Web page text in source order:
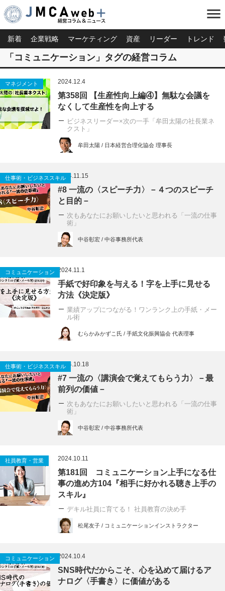
menu
新着 企業戦略 マーケティング 資産 リーダー トレンド
「コミュニケーション」タグの経営コラム
マネジメント 2024.12.4
第358回 【生産性向上編④】無駄な会議を
なくして生産性を向上する
ビジネスリーダー×次の一手「牟田太陽の社長業ネ
クスト」
牟田太陽 / 日本経営合理化協会 理事長
仕事術・ビジネススキル2024.11.15
#8 一流の〈スピーチ力〉－４つのスピーチ
と目的－
次もあなたにお願いしたいと思われる「一流の仕事
術」
中谷彰宏 / 中谷事務所代表
コミュニケーション 2024.11.1
手紙で好印象を与える！字を上手に見せる
方法《決定版》
業績アップにつながる！ワンランク上の手紙・メー
ル術
むらかみかずこ氏 / 手紙文化振興協会 代表理事
仕事術・ビジネススキル2024.10.18
#7 一流の〈講演会で覚えてもらう力〉－最
前列の価値－
次もあなたにお願いしたいと思われる「一流の仕事
術」
中谷彰宏 / 中谷事務所代表
社員教育・営業 2024.10.11
第181回 コミュニケーション上手になる仕
事の進め方104『相手に好かれる聴き上手の
スキル』
デキル社員に育てる！ 社員教育の決め手
松尾友子 / コミュニケーションインストラクター
コミュニケーション 2024.10.4
SNS時代だからこそ、心を込めて届けるア
ナログ〈手書き〉に価値がある